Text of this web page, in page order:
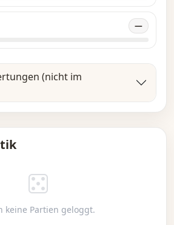
—
(nicht im
keine Partien geloggt.